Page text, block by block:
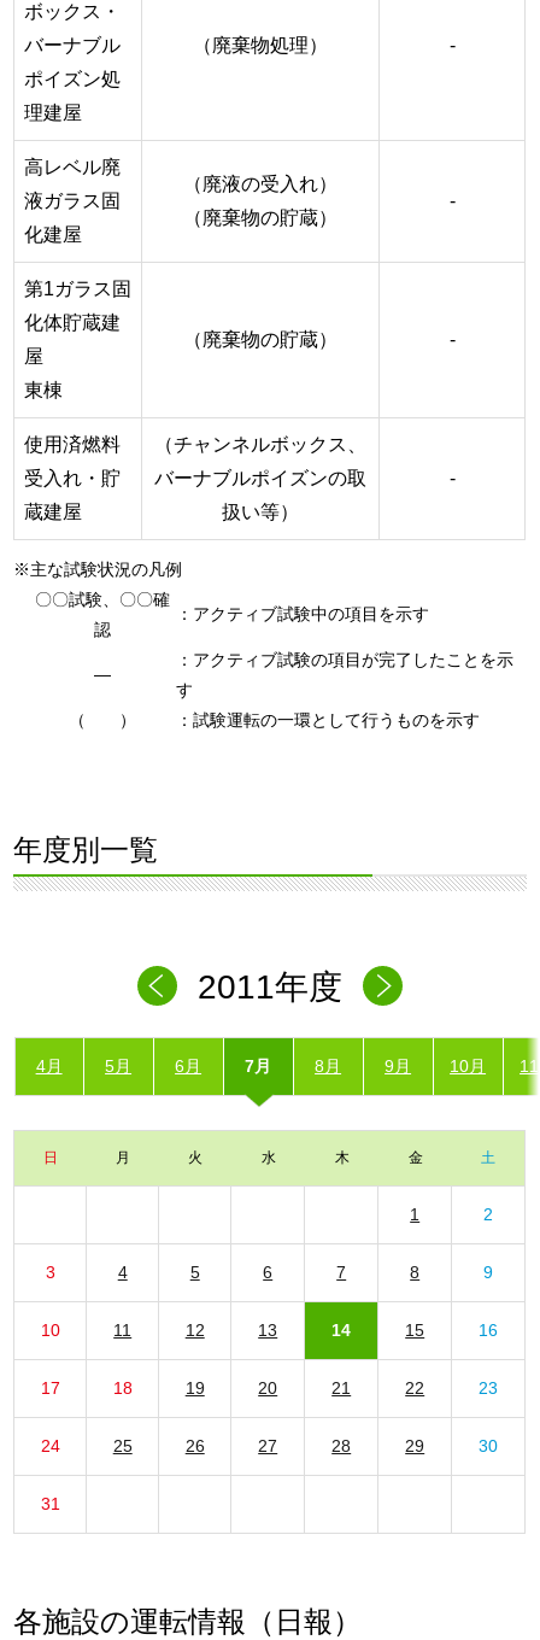
ボックス・
バーナブル
ポイズン処
理建屋
（廃棄物処理） -
高レベル廃
液ガラス固
化建屋
（廃液の受入れ）
（廃棄物の貯蔵）
-
第1ガラス固
化体貯蔵建
屋
東棟
（廃棄物の貯蔵） -
使用済燃料
受入れ・貯
蔵建屋
（チャンネルボックス、
バーナブルポイズンの取
扱い等）
-
※主な試験状況の凡例
〇〇試験、〇〇確
認
：アクティブ試験中の項目を示す
―
：アクティブ試験の項目が完了したことを示
す
（ ）
：試験運転の一環として行うものを示す
年度別一覧
2011年度
4月 5月 6月 7月 8月 9月 10月
日 月 火 水 木 金 土
1 2
3 4 5 6 7 8 9
10 11 12 13 14 15 16
17 18 19 20 21 22 23
24 25 26 27 28 29 30
31
各施設の運転情報（日報）